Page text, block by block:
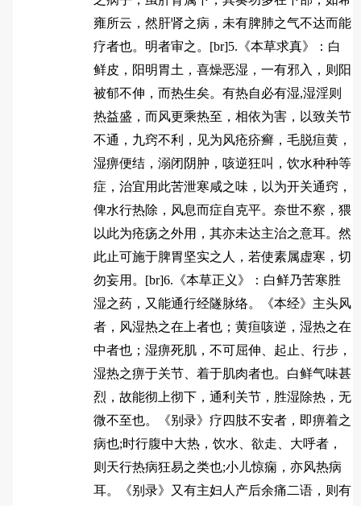
雍所云，然肝肾之病，未有脾肺之气不达而能
疗者也。明者审之。[br]5.《本草求真》：白
鲜皮，阳明胃土，喜燥恶湿，一有邪入，则阳
被郁不伸，而热生矣。有热自必有湿,湿淫则
热益盛，而风更乘热至，相依为害，以致关节
不通，九窍不利，见为风疮疥癣，毛脱疸黄，
湿痹便结，溺闭阴肿，咳逆狂叫，饮水种种等
症，治宜用此苦泄寒咸之味，以为开关通窍，
俾水行热除，风息而症自克平。奈世不察，猥
以此为疮疡之外用，其亦未达主治之意耳。然
此止可施于脾胃坚实之人，若使素属虚寒，切
勿妄用。[br]6.《本草正义》：白鲜乃苦寒胜
湿之药，又能通行经隧脉络。《本经》主头风
者，风湿热之在上者也；黄疸咳逆，湿热之在
中者也；湿痹死肌，不可屈伸、起止、行步，
湿热之痹于关节、着于肌肉者也。白鲜气味甚
烈，故能彻上彻下，通利关节，胜湿除热，无
微不至也。《别录》疗四肢不安者，即痹着之
病也;时行腹中大热，饮水、欲走、大呼者，
则天行热病狂易之类也;小儿惊痫，亦风热病
耳。《别录》又有主妇人产后余痛二语，则有